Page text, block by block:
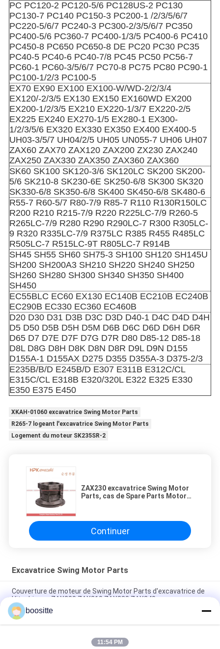
PC PC120-2 PC120-5/6 PC128US-2 PC130
PC130-7 PC140 PC150-3 PC200-1 /2/3/5/6/7
PC220-5/6/7 PC240-3 PC300-2/3/5/6/7 PC350
PC400-5/6 PC360-7 PC400-1/3/5 PC400-6 PC410
PC450-8 PC650 PC650-8 DE PC20 PC30 PC35
PC40-5 PC40-6 PC40-7/8 PC45 PC50 PC56-7
PC60-1 PC60-3/5/6/7 PC70-8 PC75 PC80 PC90-1
PC100-1/2/3 PC100-5
EX70 EX90 EX100 EX100-W/WD-2/2/3/4
EX120/-2/3/5 EX130 EX150 EX160WD EX200
EX200-1/2/3/5 EX210 EX220-1/3/7 EX220-2/5
EX225 EX240 EX270-1/5 EX280-1 EX300-
1/2/3/5/6 EX320 EX330 EX350 EX400 EX400-5
UH03-3/5/7 UH04/2/5 UH05 UN055-7 UH06 UH07
ZAX60 ZAX70 ZAX120 ZAX200 ZX230 ZAX240
ZAX250 ZAX330 ZAX350 ZAX360 ZAX360
SK60 SK100 SK120-3/6 SK120LC SK200 SK200-
5/6 SK210-8 SK230-6E SK250-6/8 SK300 SK320
SK330-6/8 SK350-6/8 SK400 SK450-6/8 SK480-6
R55-7 R60-5/7 R80-7/9 R85-7 R110 R130R150LC
R200 R210 R215-7/9 R220 R225LC-7/9 R260-5
R265LC-7/9 R280 R290 R290LC-7 R300 R305LC-
9 R320 R335LC-7/9 R375LC R385 R455 R485LC
R505LC-7 R515LC-9T R805LC-7 R914B
SH45 SH55 SH60 SH75-3 SH100 SH120 SH145U
SH200 SH200A3 SH210 SH220 SH240 SH250
SH260 SH280 SH300 SH340 SH350 SH400
SH450
EC55BLC EC60 EX130 EC140B EC210B EC240B
EC290B EC330 EC360 EC460B
D20 D30 D31 D3B D3C D3D D40-1 D4C D4D D4H
D5 D50 D5B D5H D5M D6B D6C D6D D6H D6R
D65 D7 D7E D7F D7G D7R D80 D85-12 D85-18
D8L D8G D8H D8K D8N D8R D9L D9N D155
D155A-1 D155AX D275 D355 D355A-3 D375-2/3
E235B/B/D E245B/D E307 E311B E312C/CL
E315C/CL E318B E320/320L E322 E325 E330
E350 E375 E450
XKAH-01060 excavatrice Swing Motor Parts
R265-7 logeant l'excavatrice Swing Motor Parts
Logement du moteur SK235SR-2
ZAX230 excavatrice Swing Motor
Parts, cas de Spare Parts Motor
Continuer
Excavatrice Swing Motor Parts
Couverture de moteur de Swing Motor Parts d'excavatrice de
Hitachi pour ZAX200 ZAX210 ZAX230 ZAX240
Couverture M5X180CHB-10A-60D de Parts Swing Motor
d'excavatrice de Kobelco pour SK330 SK350-8
Couverture hydraulique de Swing Motor Parts d'excavatrice
boositte
11:54 PM